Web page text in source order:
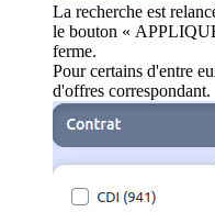
La recherche est
le bouton «
ferme.
Pour certains d'entre
d'offres correspondant.